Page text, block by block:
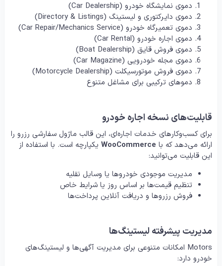
دموی نمایشگاه خودرو (Car Dealership)
دموی دایرکتوری و لیستینگ (Directory & Listings)
دموی تعمیرگاه خودرو (Car Repair/Mechanics Service)
دموی اجاره خودرو (Car Rental)
دموی فروش قایق (Boat Dealership)
دموی مجله خودرویی (Car Magazine)
دموی فروش موتورسیکلت (Motorcycle Dealership)
دموهای ترکیبی برای مشاغل متنوع
قابلیت‌های نسخه اجاره خودرو
برای کسب‌وکارهای خدمات اجاره‌ای، این قالب ماژول سفارشی رزرو را
ارائه می‌دهد که با WooCommerce یکپارچه است. با استفاده از
این قابلیت می‌توانید:
مدیریت موجودی خودروها یا وسایل نقلیه
تنظیم قیمت‌ها بر اساس روز یا شرایط خاص
فروش رزروها و دریافت آنلاین پرداخت‌ها
مدیریت پیشرفته لیستینگ‌ها
Motors امکانات متنوعی برای مدیریت آگهی‌ها و لیستینگ‌های
خودرو دارد: